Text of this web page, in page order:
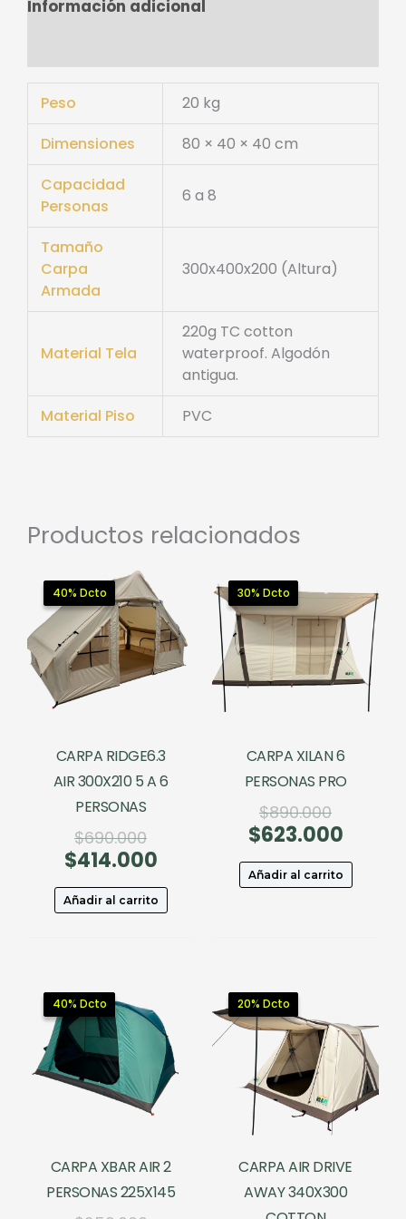
Información adicional
Peso
20 kg
Dimensiones
80 × 40 × 40 cm
Capacidad
Personas
6 a 8
Tamaño
Carpa
Armada
300x400x200 (Altura)
Material Tela
220g TC cotton
waterproof. Algodón
antigua.
Material Piso
PVC
Productos relacionados
40% Dcto
40% Dcto
CARPA RIDGE6.3
AIR 300X210 5 A 6
PERSONAS
$690.000El
precio
era:
$690.000.
$414.000El
actual
es:
Añadir al carrito
30% Dcto
30% Dcto
CARPA XILAN 6
PERSONAS PRO
$890.000El
precio
era:
$623.000El
actual
es:
Añadir al carrito
40% Dcto
40% Dcto
CARPA XBAR AIR 2
PERSONAS 225X145
20% Dcto
20% Dcto
CARPA AIR DRIVE
AWAY 340X300